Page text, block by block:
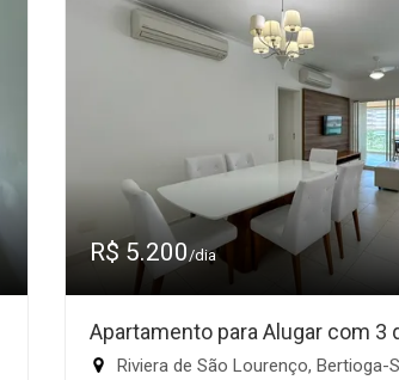
R$ 5.200/dia
Apartamento para Alugar com 3
Riviera de São Lourenço, Bertioga-